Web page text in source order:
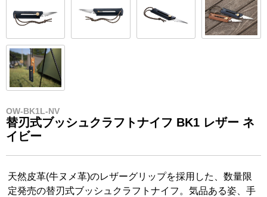
OW-BK1L-NV
替刃式ブッシュクラフトナイフ BK1 レザー ネ
イビー
天然皮革(牛ヌメ革)のレザーグリップを採用した、数量限
定発売の替刃式ブッシュクラフトナイフ。気品ある姿、手